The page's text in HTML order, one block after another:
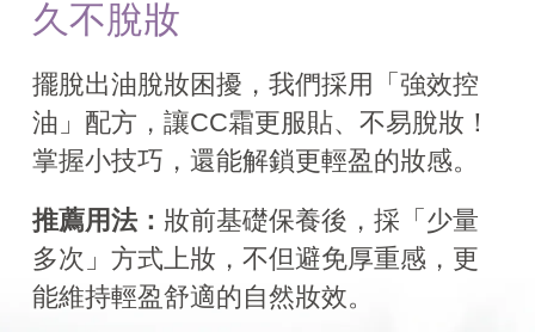
久不脫妝
擺脫出油脫妝困擾，我們採用「強效控
油」配方，讓CC霜更服貼、不易脫妝！
掌握小技巧，還能解鎖更輕盈的妝感。
推薦用法： 妝前基礎保養後，採「少量
多次」方式上妝，不但避免厚重感，更
能維持輕盈舒適的自然妝效。